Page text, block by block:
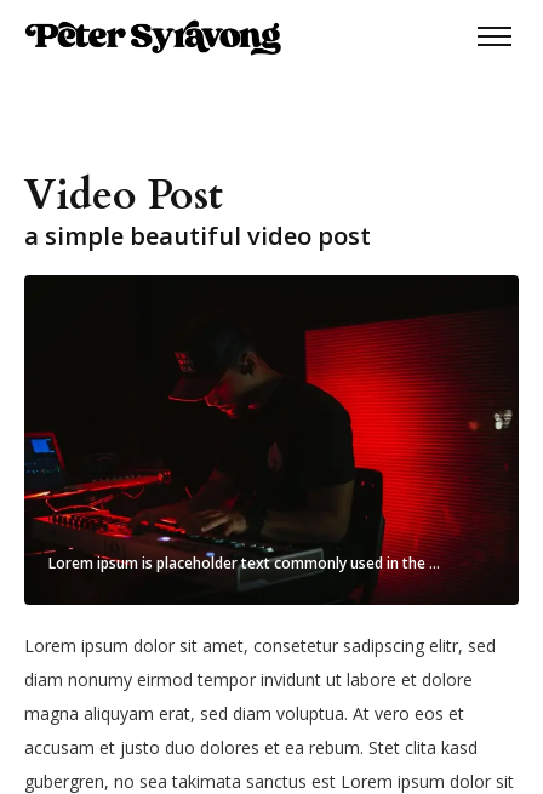
Video Post
a simple beautiful video post
Lorem ipsum is placeholder text commonly used in the graphic, print, and publishing industries for previewing layouts and visual mockups.
Lorem ipsum dolor sit amet, consetetur sadipscing elitr, sed
diam nonumy eirmod tempor invidunt ut labore et dolore
magna aliquyam erat, sed diam voluptua. At vero eos et
accusam et justo duo dolores et ea rebum. Stet clita kasd
gubergren, no sea takimata sanctus est Lorem ipsum dolor sit